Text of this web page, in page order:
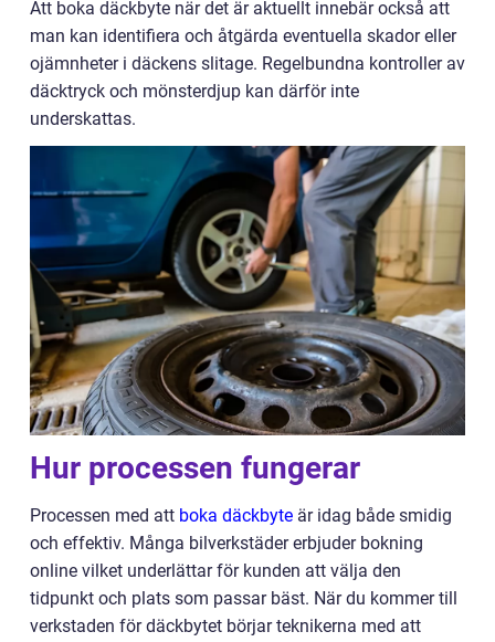
Att boka däckbyte när det är aktuellt innebär också att
man kan identifiera och åtgärda eventuella skador eller
ojämnheter i däckens slitage. Regelbundna kontroller av
däcktryck och mönsterdjup kan därför inte
underskattas.
Hur processen fungerar
Processen med att boka däckbyte är idag både smidig
och effektiv. Många bilverkstäder erbjuder bokning
online vilket underlättar för kunden att välja den
tidpunkt och plats som passar bäst. När du kommer till
verkstaden för däckbytet börjar teknikerna med att